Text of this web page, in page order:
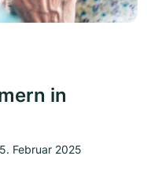
in
Februar 2025